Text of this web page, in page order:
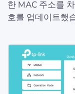
한 MAC 주소를
호를 업데이트했